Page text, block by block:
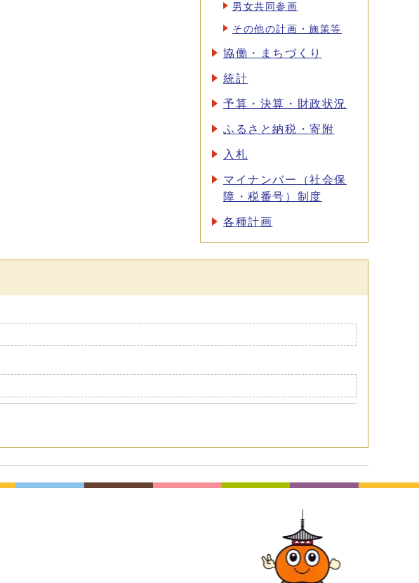
男女共同参画
その他の計画・施策等
協働・まちづくり
統計
予算・決算・財政状況
ふるさと納税・寄附
入札
マイナンバー（社会保
障・税番号）制度
各種計画